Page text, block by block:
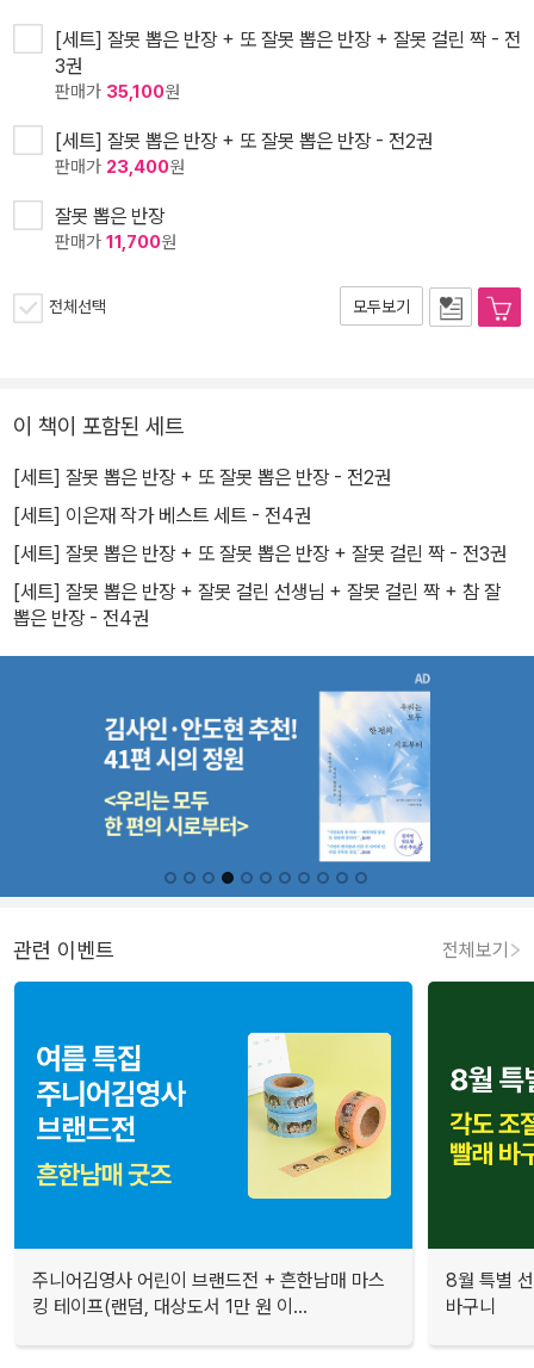
[세트] 잘못 뽑은 반장 + 또 잘못 뽑은 반장 + 잘못 걸린 짝 - 전
3권
판매가 35,100원
[세트] 잘못 뽑은 반장 + 또 잘못 뽑은 반장 - 전2권
판매가 23,400원
잘못 뽑은 반장
판매가 11,700원
전체선택 모두보기
이 책이 포함된 세트
[세트] 잘못 뽑은 반장 + 또 잘못 뽑은 반장 - 전2권
[세트] 이은재 작가 베스트 세트 - 전4권
[세트] 잘못 뽑은 반장 + 또 잘못 뽑은 반장 + 잘못 걸린 짝 - 전3권
[세트] 잘못 뽑은 반장 + 잘못 걸린 선생님 + 잘못 걸린 짝 + 참 잘
뽑은 반장 - 전4권
관련 이벤트 전체보기
주니어김영사 어린이 브랜드전 + 흔한남매 마스
킹 테이프(랜덤, 대상도서 1만 원 이...
8월 특별
바구니